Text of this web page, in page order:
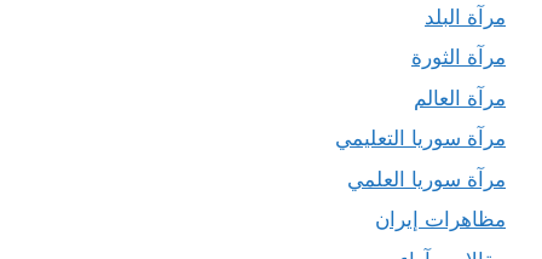
مرآة البلد
مرآة الثورة
مرآة العالم
مرآة سوريا التعليمي
مرآة سوريا العلمي
مظاهرات إيران